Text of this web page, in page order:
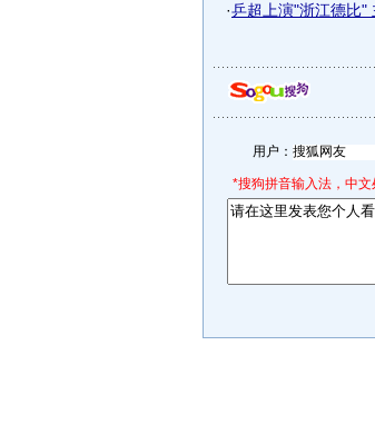
·乒超上演"浙江德比"
用户：
*搜狗拼音输入法，中